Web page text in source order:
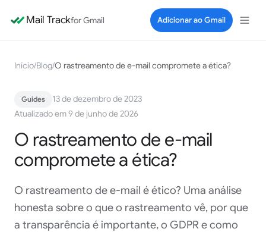
Mail Trackfor Gmail Adicionar ao Gmail
Início/Blog/O rastreamento de e-mail compromete a ética?
Guides
13 de dezembro de 2023
Atualizado em 9 de junho de 2026
O rastreamento de e-mail
compromete a ética?
O rastreamento de e-mail é ético? Uma análise
honesta sobre o que o rastreamento vê, por que
a transparência é importante, o GDPR e como